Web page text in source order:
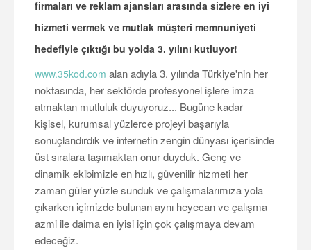
firmaları ve reklam ajansları arasında sizlere en iyi
hizmeti vermek ve mutlak müşteri memnuniyeti
hedefiyle çıktığı bu yolda 3. yılını kutluyor!
www.35kod.com alan adıyla 3. yılında Türkiye'nin her
noktasında, her sektörde profesyonel işlere imza
atmaktan mutluluk duyuyoruz... Bugüne kadar
kişisel, kurumsal yüzlerce projeyi başarıyla
sonuçlandırdık ve internetin zengin dünyası içerisinde
üst sıralara taşımaktan onur duyduk. Genç ve
dinamik ekibimizle en hızlı, güvenilir hizmeti her
zaman güler yüzle sunduk ve çalışmalarımıza yola
çıkarken içimizde bulunan aynı heyecan ve çalışma
azmi ile daima en iyisi için çok çalışmaya devam
edeceğiz.